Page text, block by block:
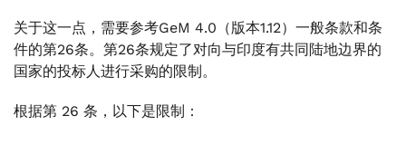
关于这一点，需要参考GeM 4.0（版本1.12）一般条款和条
件的第26条。第26条规定了对向与印度有共同陆地边界的
国家的投标人进行采购的限制。
根据第 26 条，以下是限制：